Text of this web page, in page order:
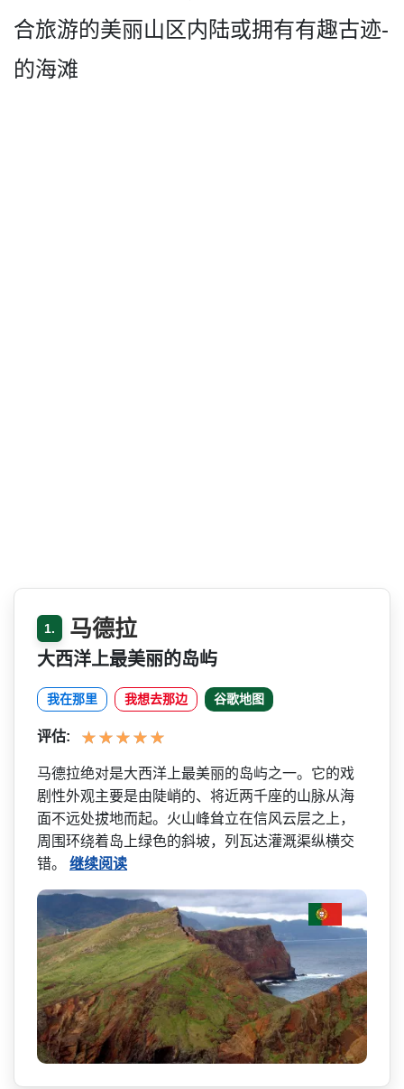
合旅游的美丽山区内陆或拥有有趣古迹­
的海滩
1. 马德拉
大西洋上最美丽的岛屿
我在那里 我想去那边 谷歌地图
评估:
马德拉绝对是大西洋上最美丽­的岛屿之一。它的戏
剧性外观主要是由陡峭的、将近两­千座的山脉从海
面不远处拔地而起。火山峰耸立在信风­云层之上，
周围环绕着岛上绿色的斜坡，列瓦达灌溉渠­纵横交
错。 继续阅读